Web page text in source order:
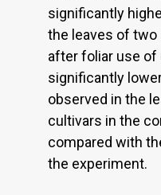
significantly
the leaves of two
after foliar use of
significantly
observed in the
cultivars in the
compared with
the experiment.